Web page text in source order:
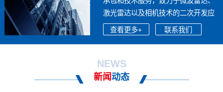
激光雷达以及相机技术的二次开发应
用，...
查看更多+ 联系我们
NEWS
新闻 动态